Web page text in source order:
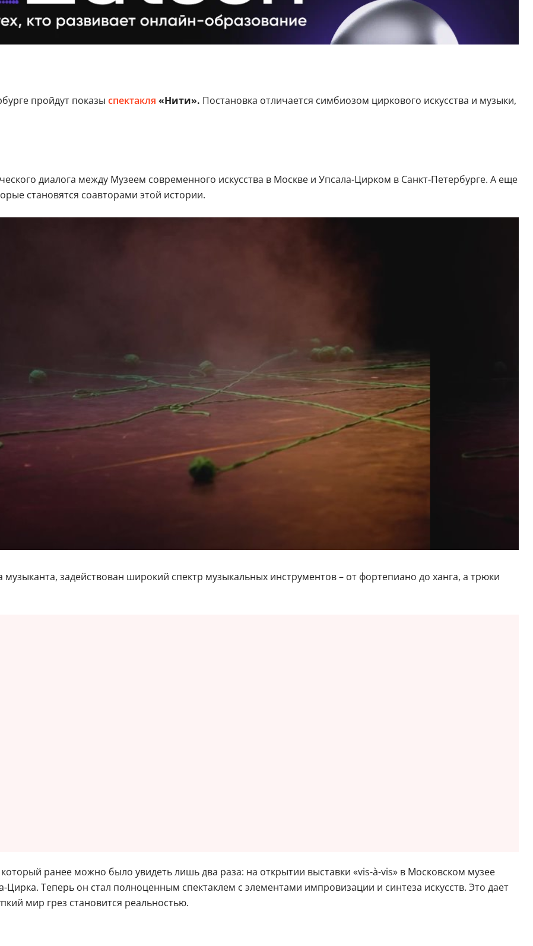
пройдут показы спектакля «Нити». Постановка отличается симбиозом циркового искусства и музыки,
диалога между Музеем современного искусства в Москве и Упсала-Цирком в Санкт-Петербурге. А еще
становятся соавторами этой истории.
музыканта, задействован широкий спектр музыкальных инструментов – от фортепиано до ханга, а трюки
ранее можно было увидеть лишь два раза: на открытии выставки «vis-à-vis» в Московском музее
Цирка. Теперь он стал полноценным спектаклем с элементами импровизации и синтеза искусств. Это дает
мир грез становится реальностью.